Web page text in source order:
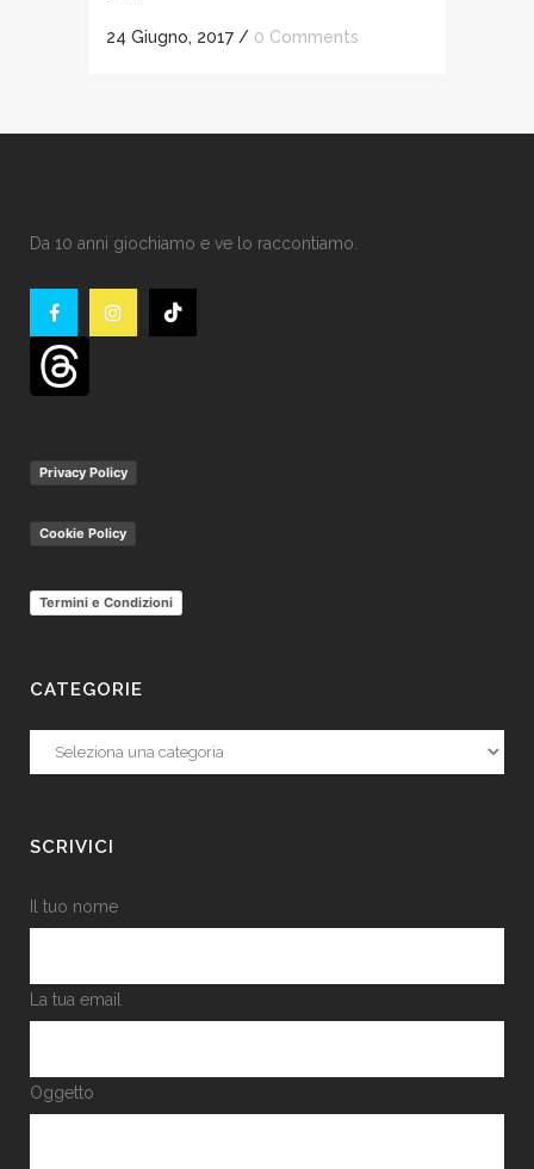
24 Giugno, 2017 / 0 Comments
Da 10 anni giochiamo e ve lo raccontiamo.
Privacy Policy
Cookie Policy
Termini e Condizioni
CATEGORIE
Categorie
SCRIVICI
Il tuo nome
La tua email
Oggetto